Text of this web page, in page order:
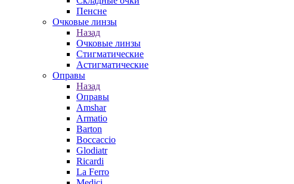
Пенсне
Очковые линзы
Назад
Очковые линзы
Стигматические
Астигматические
Оправы
Назад
Оправы
Amshar
Armatio
Barton
Boccaccio
Glodiatr
Ricardi
La Ferro